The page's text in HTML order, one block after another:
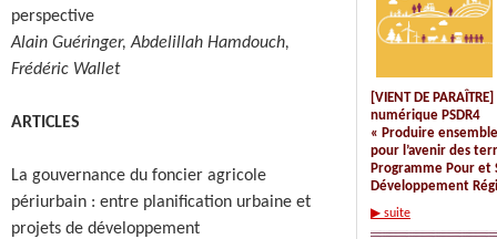
perspective
Alain Guéringer, Abdelillah Hamdouch,
Frédéric Wallet
ARTICLES
La gouvernance du foncier agricole
périurbain : entre planification urbaine et
projets de développement
[VIENT DE
numérique PSDR4
« Produire
pour l’avenir des
Programme Pour et
Développement
▶ suite